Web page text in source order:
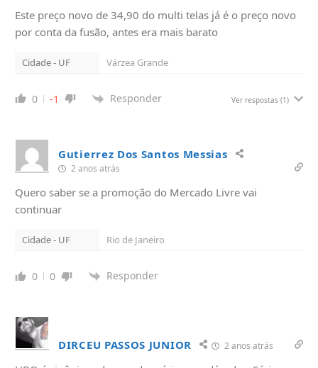
Este preço novo de 34,90 do multi telas já é o preço novo
por conta da fusão, antes era mais barato
Cidade - UF Várzea Grande
0 -1 Responder Ver respostas (1)
Gutierrez Dos Santos Messias
2 anos atrás
Quero saber se a promoção do Mercado Livre vai
continuar
Cidade - UF Rio de Janeiro
0 0 Responder
DIRCEU PASSOS JUNIOR 2 anos atrás